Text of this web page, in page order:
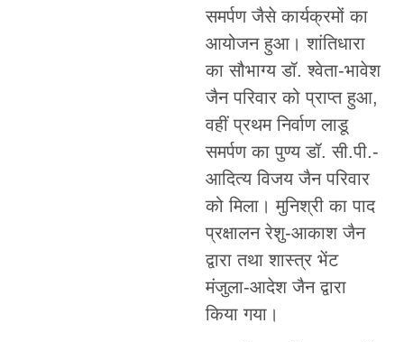
समर्पण जैसे कार्यक्रमों का
आयोजन हुआ। शांतिधारा
का सौभाग्य डॉ. श्वेता-भावेश
जैन परिवार को प्राप्त हुआ,
वहीं प्रथम निर्वाण लाडू
समर्पण का पुण्य डॉ. सी.पी.-
आदित्य विजय जैन परिवार
को मिला। मुनिश्री का पाद
प्रक्षालन रेशु-आकाश जैन
द्वारा तथा शास्त्र भेंट
मंजुला-आदेश जैन द्वारा
किया गया।